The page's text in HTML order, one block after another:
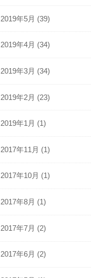
2019年5月 (39)
2019年4月 (34)
2019年3月 (34)
2019年2月 (23)
2019年1月 (1)
2017年11月 (1)
2017年10月 (1)
2017年8月 (1)
2017年7月 (2)
2017年6月 (2)